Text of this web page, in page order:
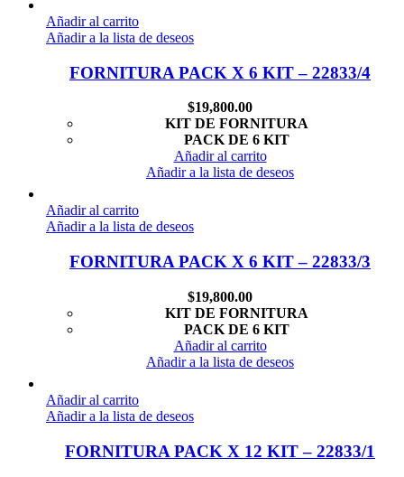
Añadir al carrito
Añadir a la lista de deseos
FORNITURA PACK X 6 KIT – 22833/4
$19,800.00
KIT DE FORNITURA
PACK DE 6 KIT
Añadir al carrito
Añadir a la lista de deseos
Añadir al carrito
Añadir a la lista de deseos
FORNITURA PACK X 6 KIT – 22833/3
$19,800.00
KIT DE FORNITURA
PACK DE 6 KIT
Añadir al carrito
Añadir a la lista de deseos
Añadir al carrito
Añadir a la lista de deseos
FORNITURA PACK X 12 KIT – 22833/1